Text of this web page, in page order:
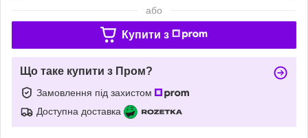
або
Купити з
Що таке купити з Пром?
Замовлення під захистом
Доступна доставка